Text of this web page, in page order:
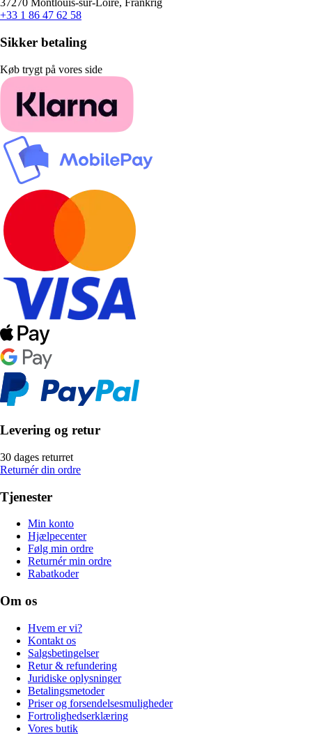
37270 Montlouis-sur-Loire, Frankrig
+33 1 86 47 62 58
Sikker betaling
Køb trygt på vores side
Levering og retur
30 dages returret
Returnér din ordre
Tjenester
Min konto
Hjælpecenter
Følg min ordre
Returnér min ordre
Rabatkoder
Om os
Hvem er vi?
Kontakt os
Salgsbetingelser
Retur & refundering
Juridiske oplysninger
Betalingsmetoder
Priser og forsendelsesmuligheder
Fortrolighedserklæring
Vores butik